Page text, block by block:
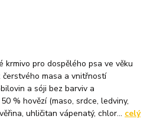
krmivo pro dospělého psa ve věku
masa a vnitřností
a sóji bez barviv a
% hovězí (maso, srdce, ledviny,
uhličitan vápenatý, chlor... celý